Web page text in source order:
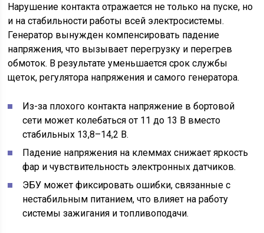
Нарушение контакта отражается не только на пуске, но
и на стабильности работы всей электросистемы.
Генератор вынужден компенсировать падение
напряжения, что вызывает перегрузку и перегрев
обмоток. В результате уменьшается срок службы
щеток, регулятора напряжения и самого генератора.
Из-за плохого контакта напряжение в бортовой
сети может колебаться от 11 до 13 В вместо
стабильных 13,8–14,2 В.
Падение напряжения на клеммах снижает яркость
фар и чувствительность электронных датчиков.
ЭБУ может фиксировать ошибки, связанные с
нестабильным питанием, что влияет на работу
системы зажигания и топливоподачи.